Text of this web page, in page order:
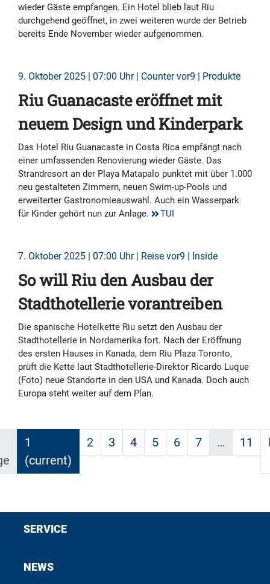
wieder Gäste empfangen. Ein Hotel blieb laut Riu
durchgehend geöffnet, in zwei weiteren wurde der Betrieb
bereits Ende November wieder aufgenommen.
9. Oktober 2025 | 07:00 Uhr | Counter vor9 | Produkte
Riu Guanacaste eröffnet mit
neuem Design und Kinderpark
Das Hotel Riu Guanacaste in Costa Rica empfängt nach
einer umfassenden Renovierung wieder Gäste. Das
Strandresort an der Playa Matapalo punktet mit über 1.000
neu gestalteten Zimmern, neuen Swim-up-Pools und
erweiterter Gastronomieauswahl. Auch ein Wasserpark
für Kinder gehört nun zur Anlage.
TUI
7. Oktober 2025 | 07:00 Uhr | Reise vor9 | Inside
So will Riu den Ausbau der
Stadthotellerie vorantreiben
Die spanische Hotelkette Riu setzt den Ausbau der
Stadthotellerie in Nordamerika fort. Nach der Eröffnung
des ersten Hauses in Kanada, dem Riu Plaza Toronto,
prüft die Kette laut Stadthotellerie-Direktor Ricardo Luque
(Foto) neue Standorte in den USA und Kanada. Doch auch
Europa steht weiter auf dem Plan.
1
(current)
2 3 4 5 6 7 … 11
SERVICE
NEWS